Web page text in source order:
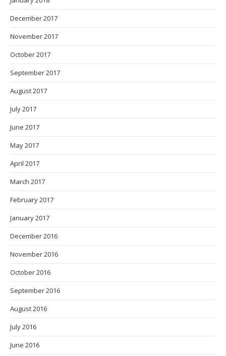
December 2017
November 2017
October 2017
September 2017
August 2017
July 2017
June 2017
May 2017
April 2017
March 2017
February 2017
January 2017
December 2016
November 2016
October 2016
September 2016
August 2016
July 2016
June 2016